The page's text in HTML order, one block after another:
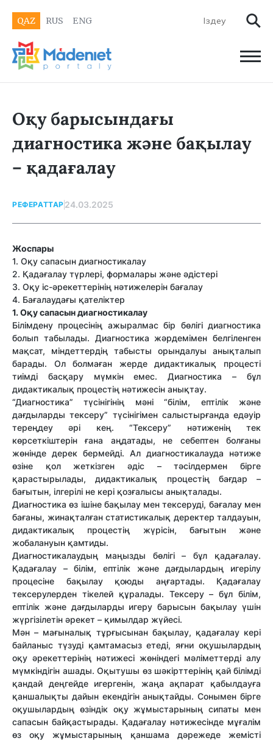
QAZ RUS ENG
Оқу барысындағы
диагностика жəне бақылау
– қадағалау
РЕФЕРАТТАР 24.03.2025
Жоспары
1. Оқу сапасын диагностикалау
2. Қадағалау түрлері, формалары жəне əдістері
3. Оқу іс-əрекеттерінің нəтижелерін бағалау
4. Бағалаудағы қателіктер
1. Оқу сапасын диагностикалау
Білімдену процесінің ажыралмас бір бөлігі диагностика
болып табылады. Диагностика жəрдемімен белгіленген
мақсат, міндеттердің табысты орындалуы анықталып
барады. Ол болмаған жерде дидактикалық процесті
тиімді басқару мүмкін емес. Диагностика – бұл
дидактикалық процестің нəтижесін анықтау.
“Диагностика” түсінігінің мəні “білім, ептілік жəне
дағдыларды тексеру” түсінігімен салыстырғанда едəуір
тереңдеу əрі кең. “Тексеру” нəтиженің тек
көрсеткіштерін ғана аңдатады, не себептен болғаны
жөнінде дерек бермейді. Ал диагностикалауда нəтиже
өзіне қол жеткізген əдіс – тəсілдермен бірге
қарастырылады, дидактикалық процестің бағдар –
бағытын, ілгерілі не кері қозғалысы анықталады.
Диагностика өз ішіне бақылау мен тексеруді, бағалау мен
бағаны, жинақталған статистикалық деректер талдауын,
дидактикалық процестің жүрісін, бағытын жəне
жобалануын қамтиды.
Диагностикалаудың маңызды бөлігі – бұл қадағалау.
Қадағалау – білім, ептілік жəне дағдылардың игерілу
процесіне бақылау қоюды аңғартады. Қадағалау
тексерулерден тікелей құралады. Тексеру – бұл білім,
ептілік жəне дағдыларды игеру барысын бақылау үшін
жүргізілетін əрекет – қимылдар жүйесі.
Мəн – мағыналық тұрғысынан бақылау, қадағалау кері
байланыс түзуді қамтамасыз етеді, яғни оқушылардың
оқу əрекеттерінің нəтижесі жөніндегі мəліметтерді алу
мүмкіндігін ашады. Оқытушы өз шəкірттерінің қай білімді
қандай деңгейде игергенін, жаңа ақпарат қабылдауға
қаншалықты дайын екендігін анықтайды. Сонымен бірге
оқушылардың өзіндік оқу жұмыстарының сипаты мен
сапасын байқастырады. Қадағалау нəтижесінде мұғалім
өз оқу жұмыстарының қаншама дəрежеде жемісті